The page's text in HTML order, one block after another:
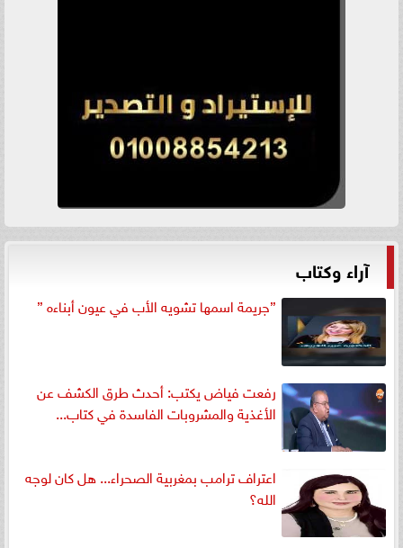
آراء وكتاب
”جريمة اسمها تشويه الأب في عيون أبناءه ”
رفعت فياض يكتب: أحدث طرق الكشف عن
الأغذية والمشروبات الفاسدة في كتاب...
اعتراف ترامب بمغربية الصحراء... هل كان لوجه
الله؟